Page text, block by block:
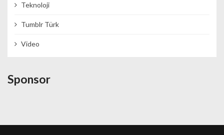
Teknoloji
Tumblr Türk
Video
Sponsor